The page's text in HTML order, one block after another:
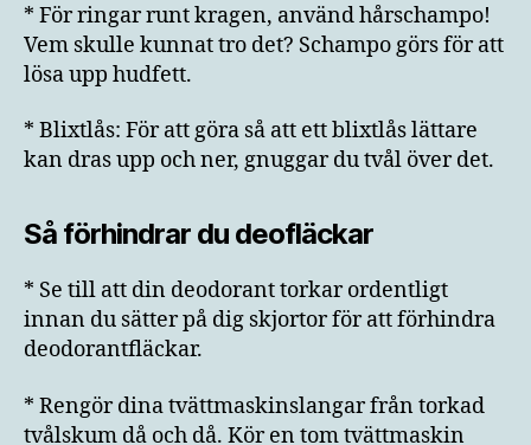
* För ringar runt kragen, använd hårschampo!
Vem skulle kunnat tro det? Schampo görs för att
lösa upp hudfett.
* Blixtlås: För att göra så att ett blixtlås lättare
kan dras upp och ner, gnuggar du tvål över det.
Så förhindrar du deofläckar
* Se till att din deodorant torkar ordentligt
innan du sätter på dig skjortor för att förhindra
deodorantfläckar.
* Rengör dina tvättmaskinslangar från torkad
tvålskum då och då. Kör en tom tvättmaskin